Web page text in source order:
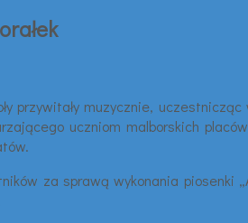
przywitały muzycznie,
uczniom malborskich
za sprawą wykonania piosenki